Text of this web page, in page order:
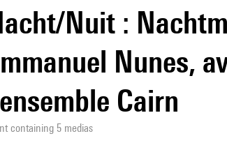
Nuit :
Nunes,
Cairn
containing 5 medias